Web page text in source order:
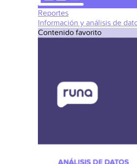
Reportes
Información y análisis de
Contenido favorito